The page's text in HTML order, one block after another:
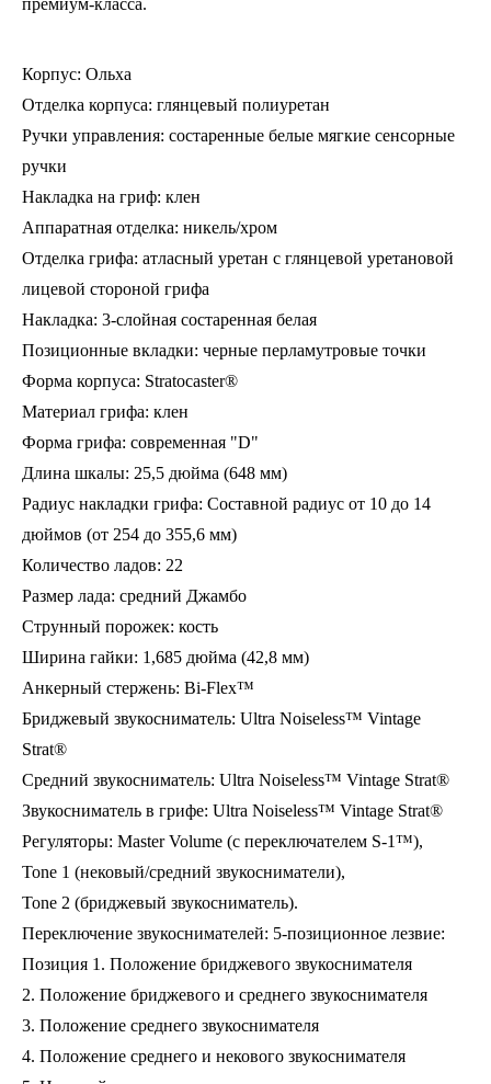
премиум-класса.
Корпус: Ольха
Отделка корпуса: глянцевый полиуретан
Ручки управления: состаренные белые мягкие сенсорные
ручки
Накладка на гриф: клен
Аппаратная отделка: никель/хром
Отделка грифа: атласный уретан с глянцевой уретановой
лицевой стороной грифа
Накладка: 3-слойная состаренная белая
Позиционные вкладки: черные перламутровые точки
Форма корпуса: Stratocaster®
Материал грифа: клен
Форма грифа: современная "D"
Длина шкалы: 25,5 дюйма (648 мм)
Радиус накладки грифа: Составной радиус от 10 до 14
дюймов (от 254 до 355,6 мм)
Количество ладов: 22
Размер лада: средний Джамбо
Струнный порожек: кость
Ширина гайки: 1,685 дюйма (42,8 мм)
Анкерный стержень: Bi-Flex™
Бриджевый звукосниматель: Ultra Noiseless™ Vintage
Strat®
Средний звукосниматель: Ultra Noiseless™ Vintage Strat®
Звукосниматель в грифе: Ultra Noiseless™ Vintage Strat®
Регуляторы: Master Volume (с переключателем S-1™),
Tone 1 (нековый/средний звукосниматели),
Tone 2 (бриджевый звукосниматель).
Переключение звукоснимателей: 5-позиционное лезвие:
Позиция 1. Положение бриджевого звукоснимателя
2. Положение бриджевого и среднего звукоснимателя
3. Положение среднего звукоснимателя
4. Положение среднего и некового звукоснимателя